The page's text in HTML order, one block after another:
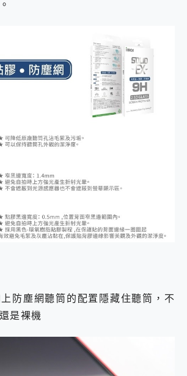
防塵網聽筒的配置隱藏住聽筒，不
是裸機